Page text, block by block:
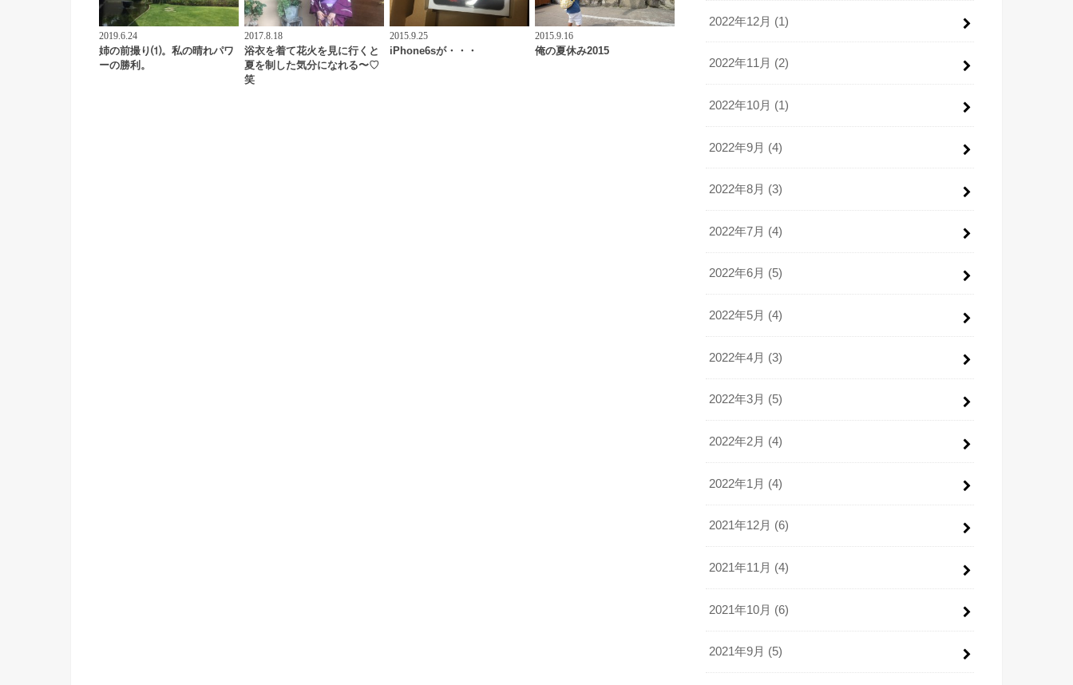
2019.6.24
姉の前撮り⑴。私の晴れパワ
ーの勝利。
2017.8.18
浴衣を着て花火を見に行くと
夏を制した気分になれる〜♡
笑
2015.9.25
iPhone6sが・・・
2015.9.16
俺の夏休み2015
2022年12月 (1)
2022年11月 (2)
2022年10月 (1)
2022年9月 (4)
2022年8月 (3)
2022年7月 (4)
2022年6月 (5)
2022年5月 (4)
2022年4月 (3)
2022年3月 (5)
2022年2月 (4)
2022年1月 (4)
2021年12月 (6)
2021年11月 (4)
2021年10月 (6)
2021年9月 (5)